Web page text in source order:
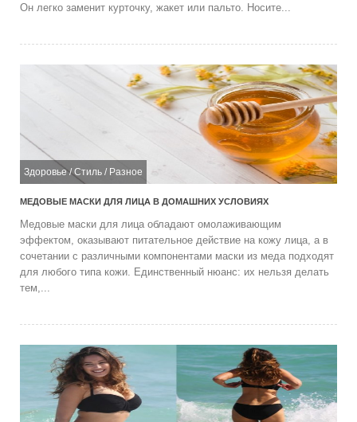
Он легко заменит курточку, жакет или пальто. Носите...
Здоровье/Стиль / Разное
МЕДОВЫЕ МАСКИ ДЛЯ ЛИЦА В ДОМАШНИХ УСЛОВИЯХ
Медовые маски для лица обладают омолаживающим
эффектом, оказывают питательное действие на кожу лица, а в
сочетании с различными компонентами маски из меда подходят
для любого типа кожи. Единственный нюанс: их нельзя делать
тем,...